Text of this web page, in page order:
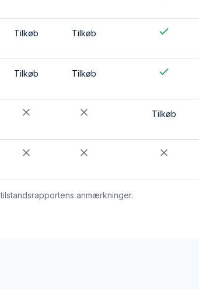
Tilkøb Tilkøb
Tilkøb Tilkøb
Tilkøb
anmærkninger.